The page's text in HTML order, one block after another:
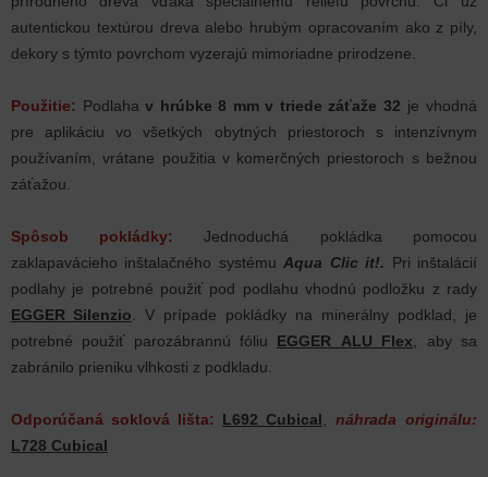
autentickou textúrou dreva alebo hrubým opracovaním ako z píly,
dekory s týmto povrchom vyzerajú mimoriadne prirodzene.
Použitie: Podlaha v hrúbke 8 mm v triede záťaže 32 je vhodná
pre aplikáciu vo všetkých obytných priestoroch s intenzívnym
používaním, vrátane použitia v komerčných priestoroch s bežnou
záťažou.
Spôsob pokládky:
Jednoduchá pokládka pomocou
zaklapavácieho inštalačného systému Aqua Clic it!. Pri inštalácií
podlahy je potrebné použiť pod podlahu vhodnú podložku z rady
EGGER Silenzio . V prípade pokládky na minerálny podklad, je
potrebné použiť parozábrannú fóliu EGGER ALU Flex , aby sa
zabránilo prieniku vlhkosti z podkladu.
Odporúčaná soklová lišta: L692 Cubical
náhrada originálu:
L728 Cubical